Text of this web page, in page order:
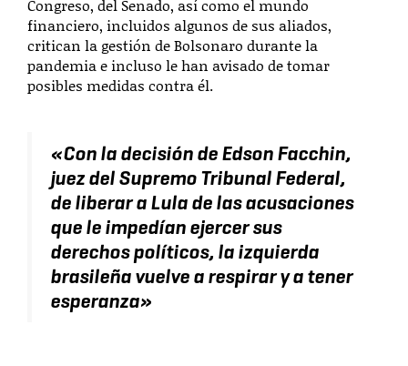
Congreso, del Senado, así como el mundo
financiero, incluidos algunos de sus aliados,
critican la gestión de Bolsonaro durante la
pandemia e incluso le han avisado de tomar
posibles medidas contra él.
«Con la decisión de Edson Facchin,
juez del Supremo Tribunal Federal,
de liberar a Lula de las acusaciones
que le impedían ejercer sus
derechos políticos, la izquierda
brasileña vuelve a respirar y a tener
esperanza»